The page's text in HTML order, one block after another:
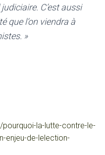
C’est aussi
que l’on viendra à
. »
la-lutte-contre-le-
enjeu-de-lelection-